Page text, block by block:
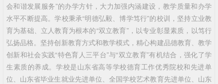
会和谐发展服务”的办学方针，大力加强内涵建设，教学质量和办学
水平不断提高。学校秉承“明德弘毅、博学笃行”的校训，坚持立业教
育为基础、立人教育为根本的“双立教育”，以专业彰显素质，以笃行
弘扬品格。坚持创新教育方式和教学模式，精心构建品德教育、教学
创新和社会实践“特色育人三平台”与“双立教育”有机结合，强化了学
生素质的养成。学校是山东省高等学校德育工作优秀院校和先进单
位、山东省毕业生就业先进单位、全国学校艺术教育先进单位、山东